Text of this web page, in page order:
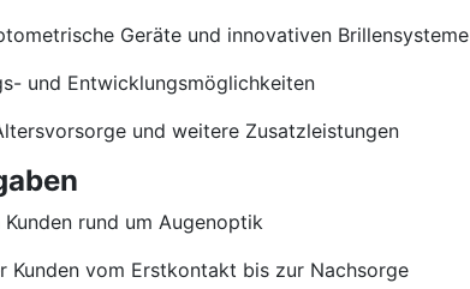
Geräte und innovativen Brillensysteme
und Entwicklungsmöglichkeiten
und weitere Zusatzleistungen
rund um Augenoptik
Kunden vom Erstkontakt bis zur Nachsorge